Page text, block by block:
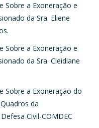
Sobre a Exoneração e
da Sra. Eliene
Sobre a Exoneração e
da Sra. Cleidiane
Sobre a Exoneração do
da
Civil-COMDEC